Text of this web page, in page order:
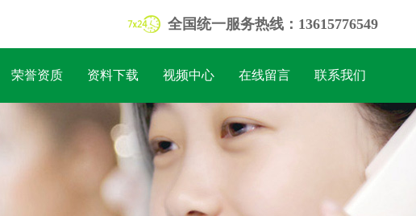
全国统一服务热线：13615776549
荣誉资质 资料下载 视频中心 在线留言 联系我们